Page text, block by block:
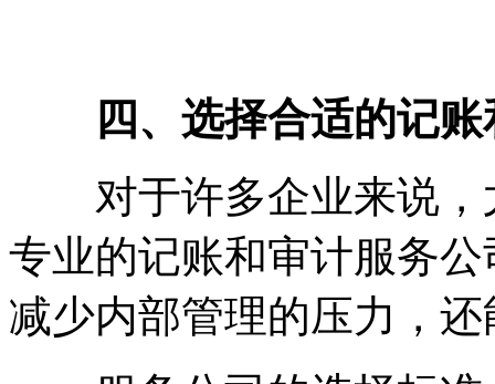
四、选择合适的记账
对于许多企业来说，
专业的记账和审计服务
减少内部管理的压力，